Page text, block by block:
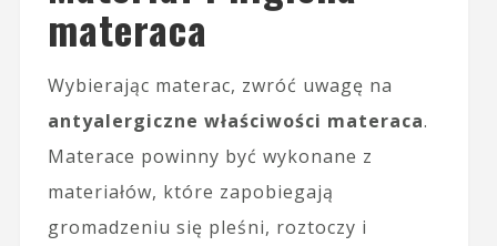
materaca
Wybierając materac, zwróć uwagę na
antyalergiczne właściwości materaca.
Materace powinny być wykonane z
materiałów, które zapobiegają
gromadzeniu się pleśni, roztoczy i